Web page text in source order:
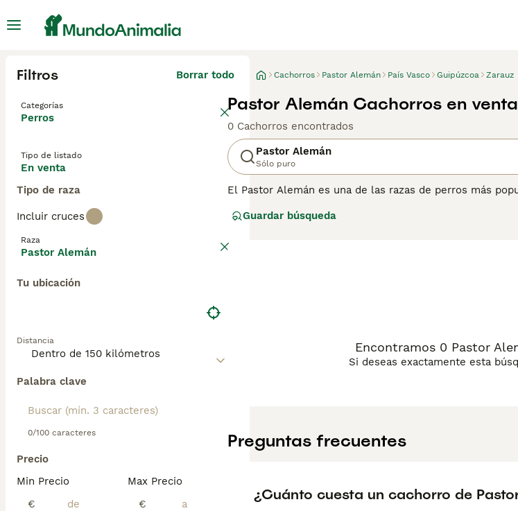
Filtros Borrar todo
Categorías
Perros
Tipo de listado
En venta
Tipo de raza
Incluir cruces
Raza
Pastor Alemán
Tu ubicación
Distancia
Palabra clave
0/100 caracteres
Precio
Min Precio
€
Max Precio
€
Cachorros Pastor Alemán País Vasco Guipúzcoa Zarauz
Pastor Alemán Cachorros en venta
0 Cachorros encontrados
Pastor Alemán
Sólo puro
El Pastor Alemán es una de las razas de perros más
entorno laboral. Desde hace años, la raza ha sido
rastreo.
Guardar búsqueda
Encontramos 0 Pastor
Si deseas exactamente esta
Preguntas frecuentes
¿Cuánto cuesta un cachorro de